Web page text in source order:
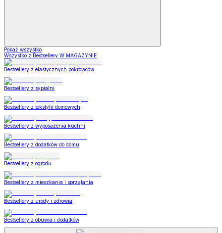
Pokaż wszystko
Wszystko z Bestsellery W MAGAZYNIE
Bestsellery z elastycznych pokrowców
Bestsellery z sypialni
Bestsellery z tekstylii domowych
Bestsellery z wyposażenia kuchni
Bestsellery z dodatków do domu
Bestsellery z ogrodu
Bestsellery z mieszkania i sprzątania
Bestsellery z urody i zdrowia
Bestsellery z obuwia i dodatków